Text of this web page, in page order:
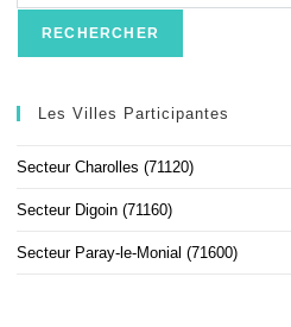
Les Villes Participantes
Secteur Charolles (71120)
Secteur Digoin (71160)
Secteur Paray-le-Monial (71600)